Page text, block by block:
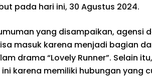
pada hari ini, 30 Agustus 2024.
yang disampaikan, agensi
masuk karena menjadi bagian
drama “Lovely Runner”. Selain
karena memiliki hubungan yang